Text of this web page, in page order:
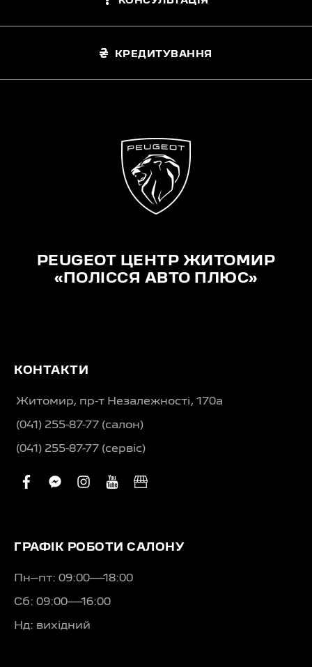
КРЕДИТУВАННЯ
PEUGEOT ЦЕНТР ЖИТОМИР
«ПОЛІССЯ АВТО ПЛЮС»
КОНТАКТИ
Житомир, пр-т Незалежності, 170а
(041) 255-87-77 (салон)
(041) 255-87-77 (сервіс)
facebook
facebook-
instagram
youtube
business
ГРАФІК РОБОТИ САЛОНУ
Пн–пт: 09:00—18:00
Сб: 09:00—16:00
Нд: вихідний